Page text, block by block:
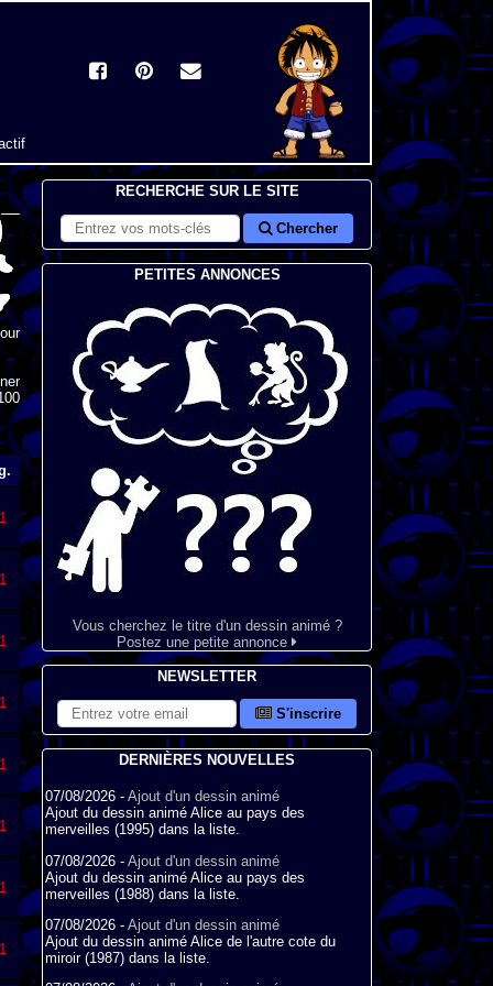
RECHERCHE SUR LE SITE
Chercher
PETITES ANNONCES
Vous cherchez le titre d'un dessin animé ?
Postez une petite annonce
NEWSLETTER
S'inscrire
DERNIÈRES NOUVELLES
07/08/2026 - Ajout d'un dessin animé
Ajout du dessin animé Alice au pays des
merveilles (1995) dans la liste.
07/08/2026 - Ajout d'un dessin animé
Ajout du dessin animé Alice au pays des
merveilles (1988) dans la liste.
07/08/2026 - Ajout d'un dessin animé
Ajout du dessin animé Alice de l'autre cote du
miroir (1987) dans la liste.